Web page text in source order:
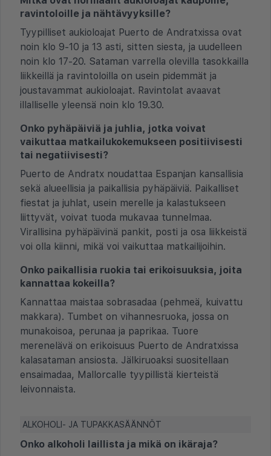
ravintoloille ja nähtävyyksille?
Tyypilliset aukioloajat Puerto de Andratxissa ovat
noin klo 9-10 ja 13 asti, sitten siesta, ja uudelleen
noin klo 17-20. Sataman varrella olevilla tasokkailla
liikkeillä ja ravintoloilla on usein pidemmät ja
joustavammat aukioloajat. Ravintolat avaavat
illalliselle yleensä noin klo 19.30.
Onko pyhäpäiviä ja juhlia, jotka voivat
vaikuttaa matkailukokemukseen positiivisesti
tai negatiivisesti?
Puerto de Andratx noudattaa Espanjan kansallisia
sekä alueellisia ja paikallisia pyhäpäiviä. Paikalliset
fiestat ja juhlat, usein merelle ja kalastukseen
liittyvät, voivat tuoda mukavaa tunnelmaa.
Virallisina pyhäpäivinä pankit, posti ja osa liikkeistä
voi olla kiinni, mikä voi vaikuttaa matkailijoihin.
Onko paikallisia ruokia tai erikoisuuksia, joita
kannattaa kokeilla?
Kannattaa maistaa sobrasadaa (pehmeä, kuivattu
makkara). Tumbet on vihannesruoka, jossa on
munakoisoa, perunaa ja paprikaa. Tuore
merenelävä on erikoisuus Puerto de Andratxissa
kalasataman ansiosta. Jälkiruoaksi suositellaan
ensaimadaa, Mallorcalle tyypillistä kierteistä
leivonnaista.
ALKOHOLI- JA TUPAKKASÄÄNNÖT
Onko alkoholi laillista ja mikä on ikäraja?